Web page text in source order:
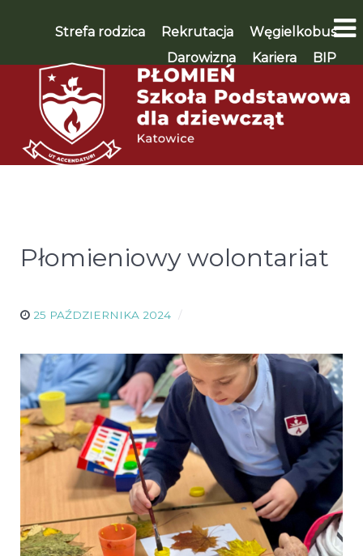
Strefa rodzica Rekrutacja
Węgielkobus
Darowizna
Kariera BIP
WSPIERAM 🡪
Płomieniowy wolontariat
25 PAŹDZIERNIKA 2024